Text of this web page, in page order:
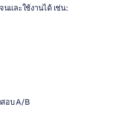
และใช้งานได้ เช่น:
อบ A/B